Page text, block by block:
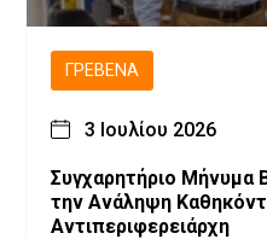
ΓΡΕΒΕΝΆ
3 Ιουλίου 2026
Συγχαρητήριο Μήνυμα
την Ανάληψη
Αντιπεριφερειάρχη